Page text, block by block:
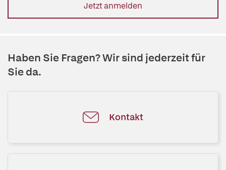
Jetzt anmelden
Haben Sie Fragen? Wir sind jederzeit für
Sie da.
Kontakt